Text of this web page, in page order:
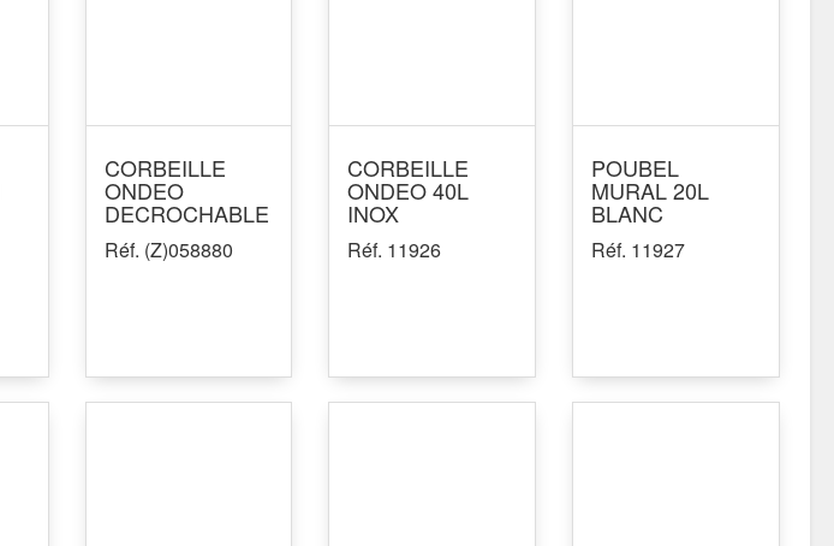
CORBEILLE
ONDEO
DECROCHABLE
Réf. (Z)058880
CORBEILLE
ONDEO 40L
INOX
Réf. 11926
POUBEL
MURAL 20L
BLANC
Réf. 11927